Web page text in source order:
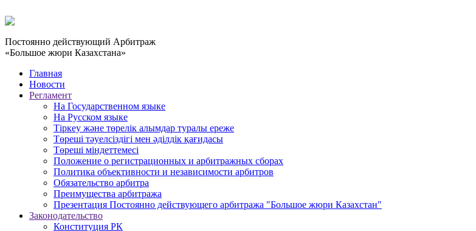
Постоянно действующий Арбитраж
«Большое жюри Казахстана»
Главная
Новости
Регламент
На Государственном языке
На Русском языке
Тіркеу және төрелік алымдар туралы ереже
Төреші тәуелсіздігі мен әділдік қағидасы
Төреші міндеттемесі
Положение о регистрационных и арбитражных сборах
Политика объективности и независимости арбитров
Обязательство арбитра
Преимущества арбитража
Презентация Постоянно действующего арбитража "Большое жюри Казахстан"
Законодательство
Конституция РК